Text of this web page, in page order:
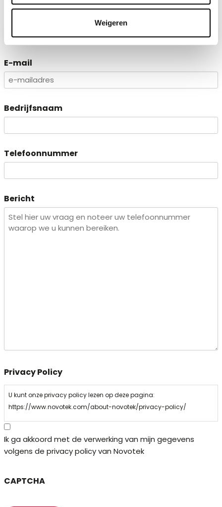
Weigeren
E-mail
Bedrijfsnaam
Telefoonnummer
Bericht
Privacy Policy
U kunt onze privacy policy lezen op deze pagina:
https://www.novotek.com/about-novotek/privacy-policy/
Ik ga akkoord met de verwerking van mijn gegevens
volgens de privacy policy van Novotek
CAPTCHA